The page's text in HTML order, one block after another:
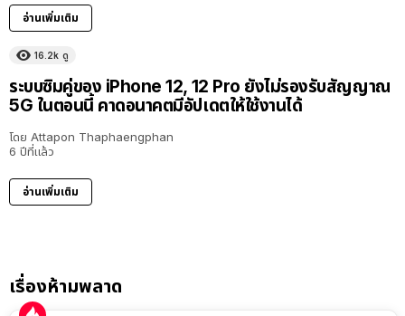
อ่านเพิ่มเติม
16.2k ดู
ระบบซิมคู่ของ iPhone 12, 12 Pro ยังไม่รองรับสัญญาณ
5G ในตอนนี้ คาดอนาคตมีอัปเดตให้ใช้งานได้
โดย Attapon Thaphaengphan
6 ปีที่แล้ว
อ่านเพิ่มเติม
เรื่องห้ามพลาด